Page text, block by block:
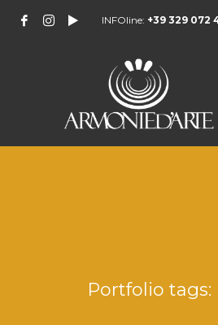
INFOline: +39 329 072
Portfolio tags: